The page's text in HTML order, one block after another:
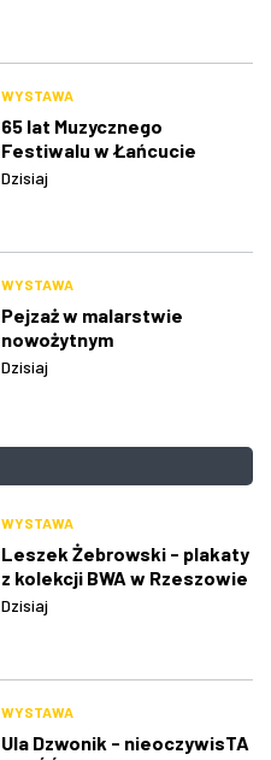
WYSTAWA
65 lat Muzycznego
Festiwalu w Łańcucie
Dzisiaj
WYSTAWA
Pejzaż w malarstwie
nowożytnym
Dzisiaj
WYSTAWA
Leszek Żebrowski - plakaty
z kolekcji BWA w Rzeszowie
Dzisiaj
WYSTAWA
Ula Dzwonik - nieoczywisTA